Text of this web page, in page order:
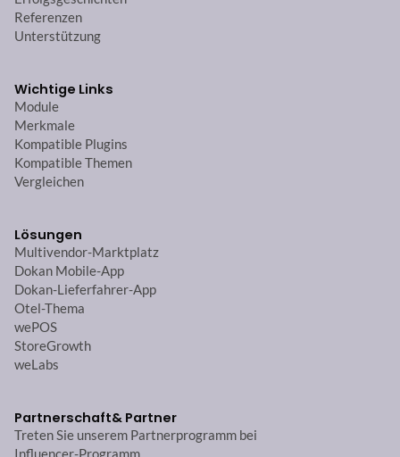
Referenzen
Unterstützung
Wichtige Links
Module
Merkmale
Kompatible Plugins
Kompatible Themen
Vergleichen
Lösungen
Multivendor-Marktplatz
Dokan Mobile-App
Dokan-Lieferfahrer-App
Otel-Thema
wePOS
StoreGrowth
weLabs
Partnerschaft& Partner
Treten Sie unserem Partnerprogramm bei
Influencer-Programm